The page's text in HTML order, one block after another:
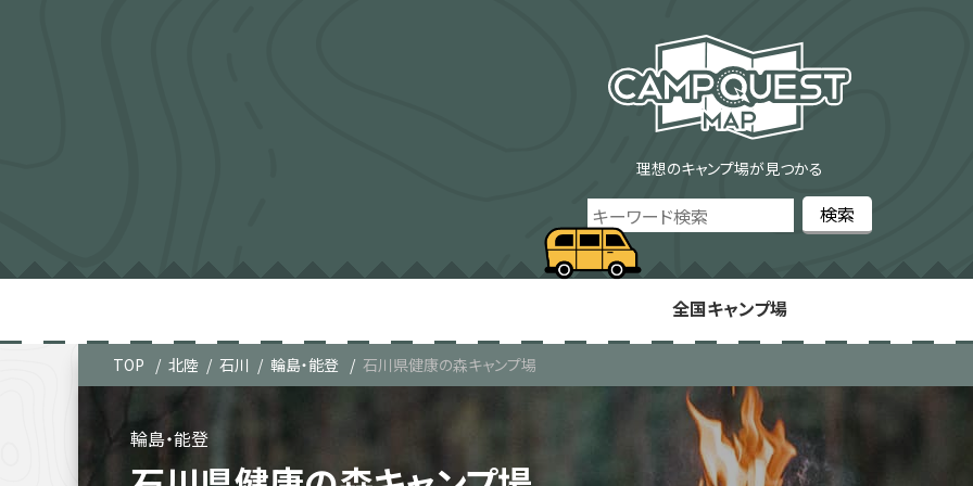
理想のキャンプ場が見つかる
全国キャンプ場
TOP 北陸 石川 輪島・能登 石川県健康の森キャンプ場
輪島・能登